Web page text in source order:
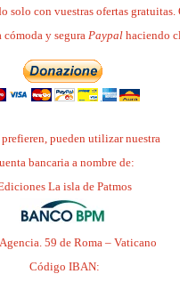
solo con vuestras ofertas
y segura Paypalhaciendo
pueden utilizar nuestra
bancaria a nombre de:
La isla de Patmos
59 de Roma – Vaticano
Código IBAN: